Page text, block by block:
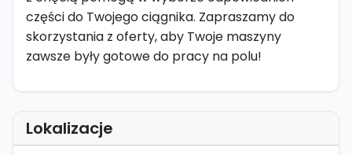
części do Twojego ciągnika. Zapraszamy do
skorzystania z oferty, aby Twoje maszyny
zawsze były gotowe do pracy na polu!
Lokalizacje